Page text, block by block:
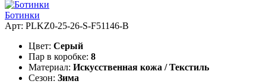
Ботинки
Арт: PLKZ0-25-26-S-F51146-B
Цвет: Серый
Пар в коробке: 8
Материал: Искусственная кожа / Текстиль
Сезон: Зима